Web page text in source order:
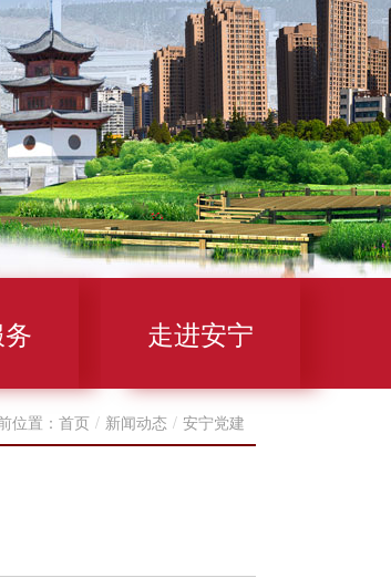
走进安宁
位置： 首页 / 新闻动态 / 安宁党建